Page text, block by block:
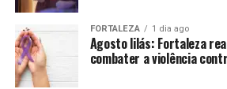
FORTALEZA 1 dia ago
Agosto lilás: Fortaleza
combater a violência